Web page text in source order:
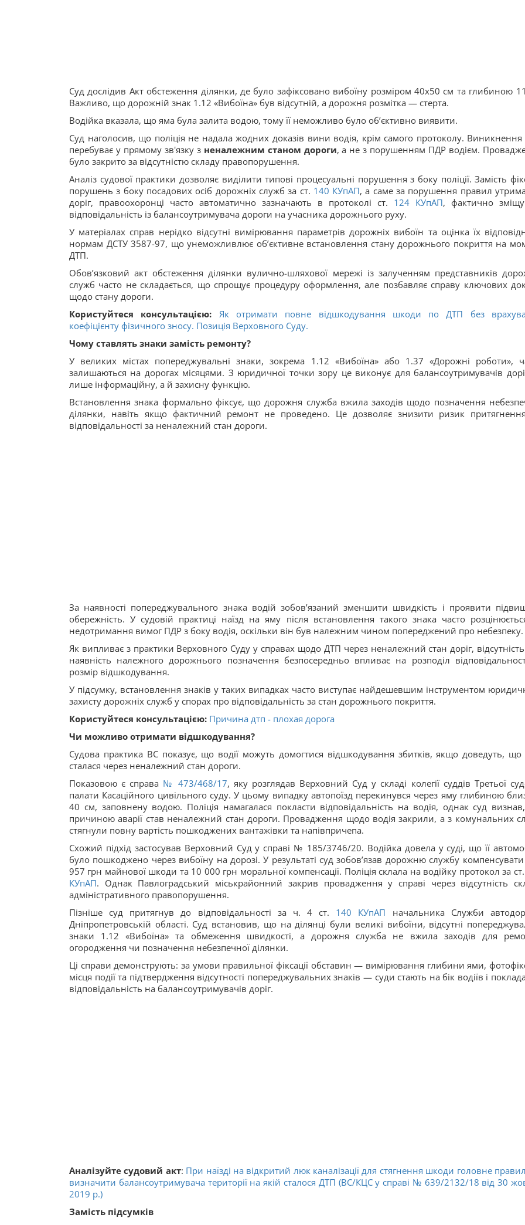
Суд дослідив Акт обстеження ділянки, де було зафіксовано вибоїну розміром 40х50 см та глибиною
Важливо, що дорожній знак 1.12 «Вибоїна» був відсутній, а дорожня розмітка — стерта.
Водійка вказала, що яма була залита водою, тому її неможливо було об’єктивно виявити.
Суд наголосив, що поліція не надала жодних доказів вини водія, крім самого протоколу.
перебуває у прямому зв'язку з неналежним станом дороги, а не з порушенням ПДР водієм.
було закрито за відсутністю складу правопорушення.
Аналіз судової практики дозволяє виділити типові процесуальні порушення з боку поліції. Замість
порушень з боку посадових осіб дорожніх служб за ст. 140 КУпАП, а саме за порушення правил
доріг, правоохоронці часто автоматично зазначають в протоколі ст. 124 КУпАП, фактично
відповідальність із балансоутримувача дороги на учасника дорожнього руху.
У матеріалах справ нерідко відсутні вимірювання параметрів дорожніх вибоїн та оцінка їх
нормам ДСТУ 3587-97, що унеможливлює об’єктивне встановлення стану дорожнього покриття на
ДТП.
Обов’язковий акт обстеження ділянки вулично-шляхової мережі із залученням представників
служб часто не складається, що спрощує процедуру оформлення, але позбавляє справу ключових
щодо стану дороги.
Користуйтеся консультацією: Як отримати повне відшкодування шкоди по ДТП без
коефіцієнту фізичного зносу. Позиція Верховного Суду.
Чому ставлять знаки замість ремонту?
У великих містах попереджувальні знаки, зокрема 1.12 «Вибоїна» або 1.37 «Дорожні роботи»,
залишаються на дорогах місяцями. З юридичної точки зору це виконує для балансоутримувачів
лише інформаційну, а й захисну функцію.
Встановлення знака формально фіксує, що дорожня служба вжила заходів щодо позначення
ділянки, навіть якщо фактичний ремонт не проведено. Це дозволяє знизити ризик
відповідальності за неналежний стан дороги.
За наявності попереджувального знака водій зобов’язаний зменшити швидкість і проявити
обережність. У судовій практиці наїзд на яму після встановлення такого знака часто
недотримання вимог ПДР з боку водія, оскільки він був належним чином попереджений про небезпеку.
Як випливає з практики Верховного Суду у справах щодо ДТП через неналежний стан доріг,
наявність належного дорожнього позначення безпосередньо впливає на розподіл
розмір відшкодування.
У підсумку, встановлення знаків у таких випадках часто виступає найдешевшим інструментом
захисту дорожніх служб у спорах про відповідальність за стан дорожнього покриття.
Користуйтеся консультацією: Причина дтп - плохая дорога
Чи можливо отримати відшкодування?
Судова практика ВС показує, що водії можуть домогтися відшкодування збитків, якщо доведуть,
сталася через неналежний стан дороги.
Показовою є справа № 473/468/17, яку розглядав Верховний Суд у складі колегії суддів Третьої
палати Касаційного цивільного суду. У цьому випадку автопоїзд перекинувся через яму глибиною
40 см, заповнену водою. Поліція намагалася покласти відповідальність на водія, однак суд
причиною аварії став неналежний стан дороги. Провадження щодо водія закрили, а з комунальних
стягнули повну вартість пошкоджених вантажівки та напівпричепа.
Схожий підхід застосував Верховний Суд у справі № 185/3746/20. Водійка довела у суді, що її
було пошкоджено через вибоїну на дорозі. У результаті суд зобов’язав дорожню службу
957 грн майнової шкоди та 10 000 грн моральної компенсації. Поліція склала на водійку протокол за ст.
КУпАП. Однак Павлоградський міськрайонний закрив провадження у справі через відсутність
адміністративного правопорушення.
Пізніше суд притягнув до відповідальності за ч. 4 ст. 140 КУпАП начальника Служби
Дніпропетровській області. Суд встановив, що на ділянці були великі вибоїни, відсутні
знаки 1.12 «Вибоїна» та обмеження швидкості, а дорожня служба не вжила заходів для
огородження чи позначення небезпечної ділянки.
Ці справи демонструють: за умови правильної фіксації обставин — вимірювання глибини ями,
місця події та підтвердження відсутності попереджувальних знаків — суди стають на бік водіїв і
відповідальність на балансоутримувачів доріг.
Аналізуйте судовий акт: При наїзді на відкритий люк каналізації для стягнення шкоди головне
визначити балансоутримувача території на якій сталося ДТП (ВС/КЦС у справі № 639/2132/18 від 30
2019 р.)
Замість підсумків